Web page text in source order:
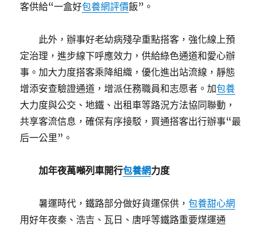
客供給“一盒好包養網評價飯”。
此外，辦事好老幼病殘孕重點搭客，強化線上預
定治理，進步線下呼應效力，供給綠色通道和愛心辦
事。加大力度搭客乘降組織，優化進出站流線，靜態
增添安查驗證通道，增派任務職員和志愿者。加包養
大力度與公交、地鐵、出租車等路況方法協同聯動，
共享客流信息，確保有序接駁，買通搭客出行辦事“最
后一公里”。
加年夜萬噸列車開行包養網力度
暑運時代，鐵路部分做好貨運保供，包養甜心網
用好年夜秦、浩吉、瓦日、唐呼等鐵路重要煤運通